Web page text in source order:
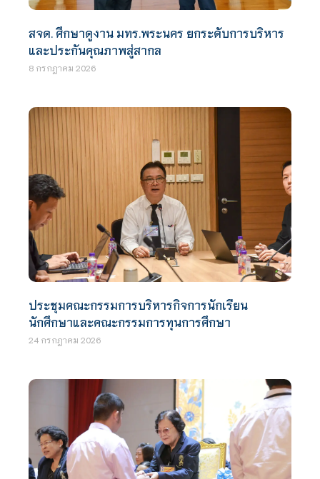
สจด. ศึกษาดูงาน มทร.พระนคร ยกระดับการบริหาร
และประกันคุณภาพสู่สากล
8 กรกฎาคม 2026
ประชุมคณะกรรมการบริหารกิจการนักเรียน
นักศึกษาและคณะกรรมการทุนการศึกษา
24 กรกฎาคม 2026